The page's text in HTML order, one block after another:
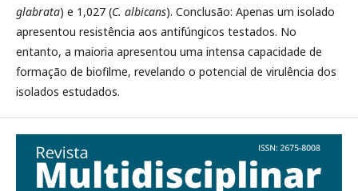
glabrata) e 1,027 (C. albicans). Conclusão: Apenas um isolado
apresentou resistência aos antifúngicos testados. No
entanto, a maioria apresentou uma intensa capacidade de
formação de biofilme, revelando o potencial de virulência dos
isolados estudados.